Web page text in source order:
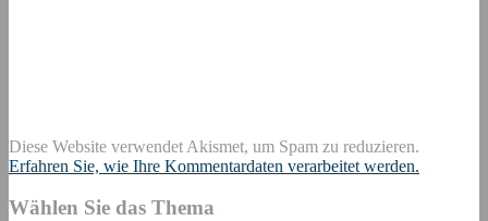
Diese Website verwendet Akismet, um Spam zu reduzieren.
Erfahren Sie, wie Ihre Kommentardaten verarbeitet werden.
Wählen Sie das Thema